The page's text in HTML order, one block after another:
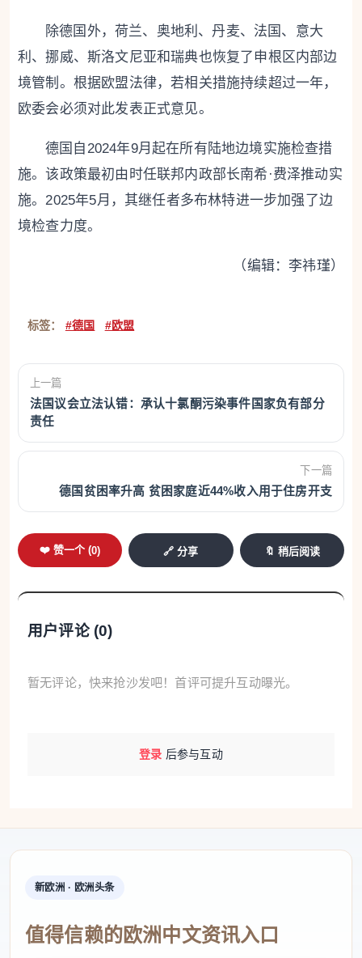
除德国外，荷兰、奥地利、丹麦、法国、意大
利、挪威、斯洛文尼亚和瑞典也恢复了申根区内部边
境管制。根据欧盟法律，若相关措施持续超过一年，
欧委会必须对此发表正式意见。
德国自2024年9月起在所有陆地边境实施检查措
施。该政策最初由时任联邦内政部长南希·费泽推动实
施。2025年5月，其继任者多布林特进一步加强了边
境检查力度。
（编辑：李祎瑾）
标签： #德国 #欧盟
上一篇
法国议会立法认错：承认十氯酮污染事件国家负有部分
责任
下一篇
德国贫困率升高 贫困家庭近44%收入用于住房开支
❤️ 赞一个 (0) 🔗 分享 🔖 稍后阅读
用户评论 (0)
暂无评论，快来抢沙发吧！首评可提升互动曝光。
登录 后参与互动
新欧洲 · 欧洲头条
值得信赖的欧洲中文资讯入口